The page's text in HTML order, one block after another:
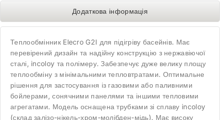
Додаткова інформація
Теплообмінник Elecro G2I для підігріву басейнів. Має
перевірений дизайн та надійну конструкцію з нержавіючої
сталі, incoloy та полімеру. Забезпечує дуже велику площу
теплообміну з мінімальними тепловтратами. Оптимальне
рішення для застосування із газовими або паливними
бойлерами, сонячними панелями та іншими тепловими
агрегатами. Модель оснащена трубками зі сплаву incoloy
(склад залізо-нікель-хром-молібден-мідь). Має високу